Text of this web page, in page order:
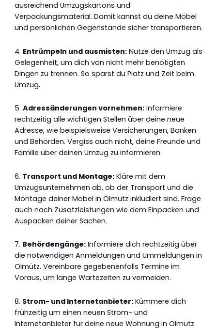
ausreichend Umzugskartons und
Verpackungsmaterial. Damit kannst du deine Möbel
und persönlichen Gegenstände sicher transportieren.
4. Entrümpeln und ausmisten: Nutze den Umzug als
Gelegenheit, um dich von nicht mehr benötigten
Dingen zu trennen. So sparst du Platz und Zeit beim
Umzug.
5. Adressänderungen vornehmen: Informiere
rechtzeitig alle wichtigen Stellen über deine neue
Adresse, wie beispielsweise Versicherungen, Banken
und Behörden. Vergiss auch nicht, deine Freunde und
Familie über deinen Umzug zu informieren.
6. Transport und Montage: Kläre mit dem
Umzugsunternehmen ab, ob der Transport und die
Montage deiner Möbel in Olmütz inkludiert sind. Frage
auch nach Zusatzleistungen wie dem Einpacken und
Auspacken deiner Sachen.
7. Behördengänge: Informiere dich rechtzeitig über
die notwendigen Anmeldungen und Ummeldungen in
Olmütz. Vereinbare gegebenenfalls Termine im
Voraus, um lange Wartezeiten zu vermeiden.
8. Strom- und Internetanbieter: Kümmere dich
frühzeitig um einen neuen Strom- und
Internetanbieter für deine neue Wohnung in Olmütz.